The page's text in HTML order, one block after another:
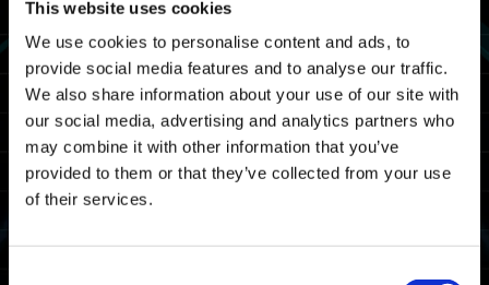
This website uses cookies
We use cookies to personalise content and ads, to
provide social media features and to analyse our traffic.
We also share information about your use of our site with
our social media, advertising and analytics partners who
may combine it with other information that you’ve
provided to them or that they’ve collected from your use
of their services.
维护时间表
我们将在以下日期和时间进行《Exoprimal》的维
护。在此期间，您将无法游玩《Exoprimal》。
14/05 2025 03:00 UTC ～ 14/05 2025 07:00
UTC
05/13 2025 20:00 PDT ～ 05/14 2025 00:00